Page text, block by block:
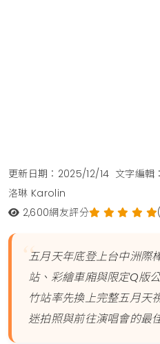
更新日期：2025/12/14 文字編輯
洛琳 Karolin
2,600網友評分
五月天年底登上台中洲際
站、彩繪車廂與限定Q版
竹站率先換上完整五月天
迷拍照與前往演唱會的最